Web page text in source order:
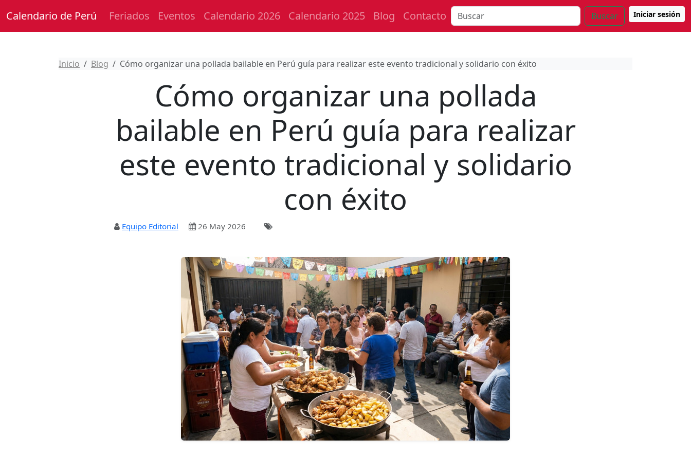
Calendario de Perú Feriados Eventos Calendario 2026 Calendario 2025 Blog Contacto Buscar Iniciar sesión
Inicio Blog Cómo organizar una pollada bailable en Perú guía para realizar este evento tradicional y solidario con éxito
Cómo organizar una pollada
bailable en Perú guía para realizar
este evento tradicional y solidario
con éxito
Equipo Editorial 26 May 2026